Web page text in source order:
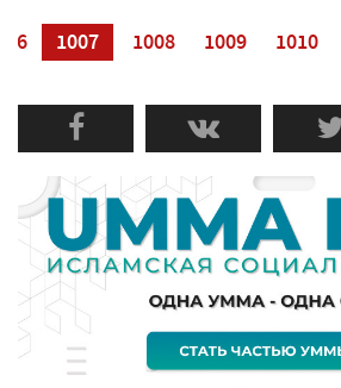
1007 1008 1009 1010